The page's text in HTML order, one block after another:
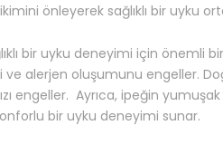
önleyerek sağlıklı bir uyku
bir uyku deneyimi için önemli
alerjen oluşumunu engeller.
engeller. Ayrıca, ipeğin
bir uyku deneyimi sunar.